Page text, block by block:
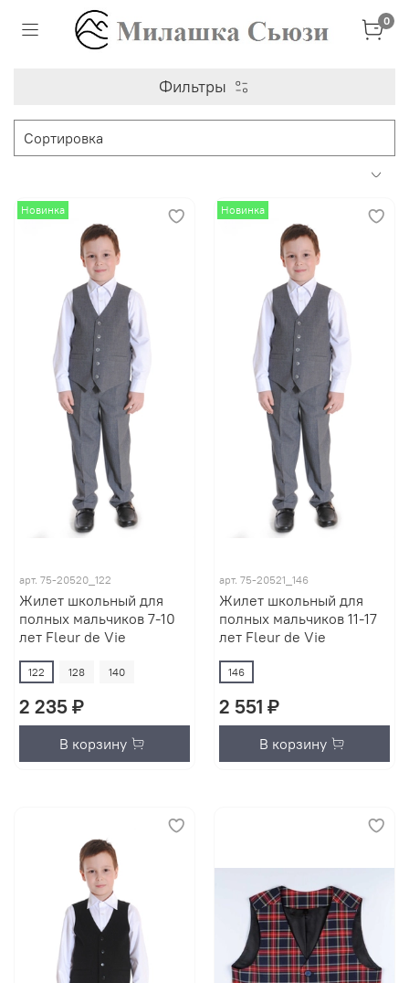
0
Фильтры
Новинка
арт. 75-20520_122
Жилет школьный для
полных мальчиков 7-10
лет Fleur de Vie
122 128 140
2 235 ₽
В корзину
Новинка
арт. 75-20521_146
Жилет школьный для
полных мальчиков 11-17
лет Fleur de Vie
146
2 551 ₽
В корзину